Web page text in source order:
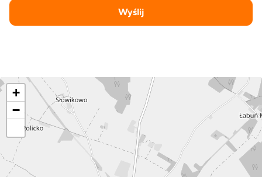
Wyślij
+
−